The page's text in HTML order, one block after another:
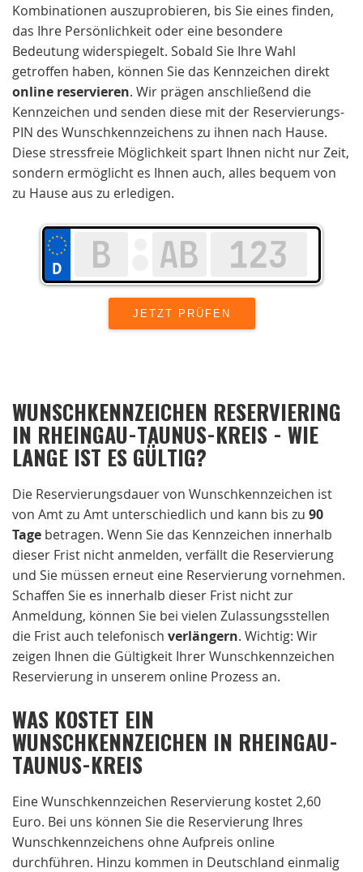
Kombinationen auszuprobieren, bis Sie eines finden,
das Ihre Persönlichkeit oder eine besondere
Bedeutung widerspiegelt. Sobald Sie Ihre Wahl
getroffen haben, können Sie das Kennzeichen direkt
online reservieren. Wir prägen anschließend die
Kennzeichen und senden diese mit der Reservierungs-
PIN des Wunschkennzeichens zu ihnen nach Hause.
Diese stressfreie Möglichkeit spart Ihnen nicht nur Zeit,
sondern ermöglicht es Ihnen auch, alles bequem von
zu Hause aus zu erledigen.
WUNSCHKENNZEICHEN RESERVIERING
IN RHEINGAU-TAUNUS-KREIS - WIE
LANGE IST ES GÜLTIG?
Die Reservierungsdauer von Wunschkennzeichen ist
von Amt zu Amt unterschiedlich und kann bis zu 90
Tage betragen. Wenn Sie das Kennzeichen innerhalb
dieser Frist nicht anmelden, verfällt die Reservierung
und Sie müssen erneut eine Reservierung vornehmen.
Schaffen Sie es innerhalb dieser Frist nicht zur
Anmeldung, können Sie bei vielen Zulassungsstellen
die Frist auch telefonisch verlängern. Wichtig: Wir
zeigen Ihnen die Gültigkeit Ihrer Wunschkennzeichen
Reservierung in unserem online Prozess an.
WAS KOSTET EIN
WUNSCHKENNZEICHEN IN RHEINGAU-
TAUNUS-KREIS
Eine Wunschkennzeichen Reservierung kostet 2,60
Euro. Bei uns können Sie die Reservierung Ihres
Wunschkennzeichens ohne Aufpreis online
durchführen. Hinzu kommen in Deutschland einmalig